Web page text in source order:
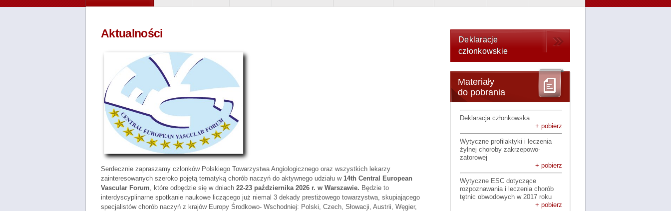
Aktualności
Serdecznie zapraszamy członków Polskiego Towarzystwa Angiologicznego oraz wszystkich lekarzy
zainteresowanych szeroko pojętą tematyką chorób naczyń do aktywnego udziału w 14th Central European
Vascular Forum, które odbędzie się w dniach 22-23 października 2026 r. w Warszawie. Będzie to
interdyscyplinarne spotkanie naukowe liczącego już niemal 3 dekady prestiżowego towarzystwa, skupiającego
specjalistów chorób naczyń z krajów Europy Środkowo- Wschodniej: Polski, Czech, Słowacji, Austrii, Węgier,
Deklaracje
członkowskie
Materiały
do pobrania
Deklaracja członkowska
+ pobierz
Wytyczne profilaktyki i leczenia
żylnej choroby zakrzepowo-
zatorowej
+ pobierz
Wytyczne ESC dotyczące
rozpoznawania i leczenia chorób
tętnic obwodowych w 2017 roku
+ pobierz